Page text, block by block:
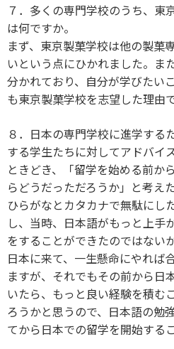
７．多くの専門学校のうち、東
は何ですか。
まず、東京製菓学校は他の製菓
いという点にひかれました。ま
分かれており、自分が学びたい
も東京製菓学校を志望した理由で
８．日本の専門学校に進学する
する学生たちに対してアドバイ
ときどき、「留学を始める前か
らどうだっただろうか」と考え
ひらがなとカタカナで無駄にし
し、当時、日本語がもっと上手
をすることができたのではない
日本に来て、一生懸命にやれば
ますが、それでもその前から日
いたら、もっと良い経験を積む
ろうかと思うので、日本語の勉
てから日本での留学を開始する